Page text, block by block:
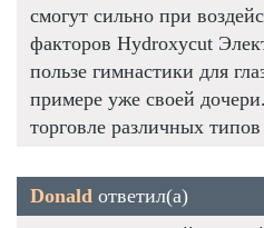
смогут сильно при
факторов Hydroxycut
пользе гимнастики для
примере уже своей
торговле различных
Donald ответил(а)